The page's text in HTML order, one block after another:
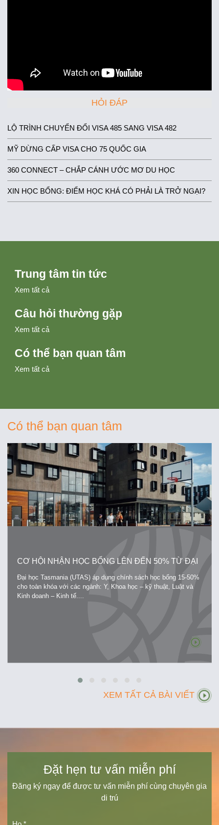
HỎI ĐÁP
LỘ TRÌNH CHUYỂN ĐỔI VISA 485 SANG VISA 482
MỸ DỪNG CẤP VISA CHO 75 QUỐC GIA
360 CONNECT – CHẮP CÁNH ƯỚC MƠ DU HỌC
XIN HỌC BỔNG: ĐIỂM HỌC KHÁ CÓ PHẢI LÀ TRỞ NGẠI?
Trung tâm tin tức
Xem tất cả
Câu hỏi thường gặp
Xem tất cả
Có thể bạn quan tâm
Xem tất cả
Có thể bạn quan tâm
CƠ HỘI NHẬN HỌC BỔNG LÊN ĐẾN 50% TỪ ĐẠI
HỌC TASMANIA
Đại học Tasmania (UTAS) áp dụng chính sách học bổng 15-50%
cho toàn khóa với các ngành: Y, Khoa học – kỹ thuật, Luật và
Kinh doanh – Kinh tế....
XEM TẤT CẢ BÀI VIẾT
Đặt hẹn tư vấn miễn phí
Đăng ký ngay để được tư vấn miễn phí cùng chuyên gia
di trú